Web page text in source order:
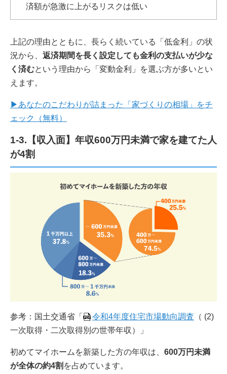
済額が急激に上がるリスクは低い
上記の理由とともに、長らく続いている「低金利」の状
況から、 返済期間を長く設定しても金利の支払いが少な
く済むという理由から「変動金利」を選ぶ方が多いとい
えます。
▶あなたのこだわりが詰まった「家づくりの相場」をチ
ェック（無料）
1-3.【収入面】年収600万円未満で家を建てた人
が4割
参考：国土交通省「 令和4年度住宅市場動向調査 （ (2)
一次取得・二次取得別の世帯年収）」
初めてマイホームを新築した方の年収は、 600万円未満
が全体の約4割 を占めています。